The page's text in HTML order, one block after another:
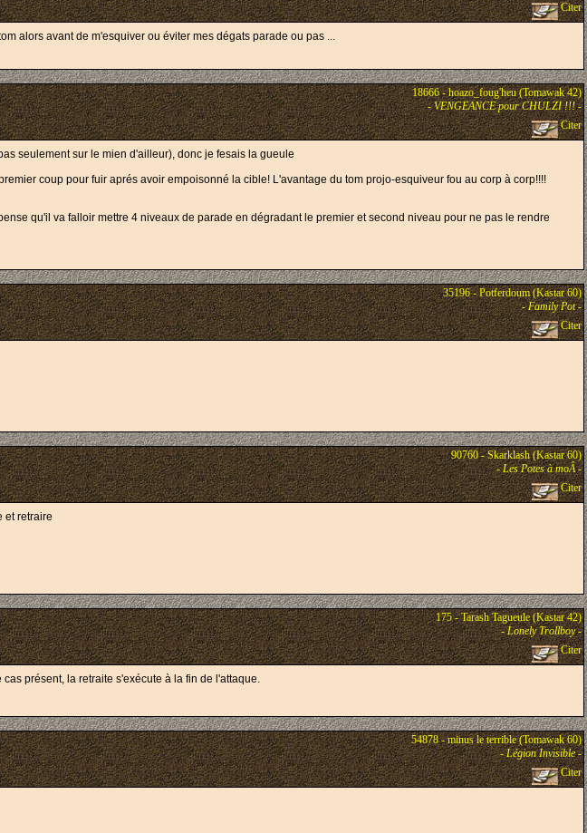
Citer
alors avant de m'esquiver ou éviter mes dégats parade ou pas ...
18666 - hoazo_foug'heu (Tomawak 42)
-VENGEANCE pour CHULZI !!!-
Citer
seulement sur le mien d'ailleur), donc je fesais la gueule
coup pour fuir aprés avoir empoisonné la cible! L'avantage du tom projo-esquiveur fou au corp à corp!!!!
qu'il va falloir mettre 4 niveaux de parade en dégradant le premier et second niveau pour ne pas le rendre
35196 - Potferdoum (Kastar 60)
-Family Pot-
Citer
90760 - Skarklash (Kastar 60)
-Les Potes à moÂ-
Citer
et retraire
175 - Tarash Tagueule (Kastar 42)
-Lonely Trollboy-
Citer
présent, la retraite s'exécute à la fin de l'attaque.
54878 - minus le terrible (Tomawak 60)
-Légion Invisible-
Citer